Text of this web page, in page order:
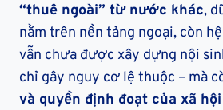
“thuê ngoài” từ nước khác,
nằm trên nền tảng ngoại, còn
vẫn chưa được xây dựng nội
chỉ gây nguy cơ lệ thuộc – mà
và quyền định đoạt của xã